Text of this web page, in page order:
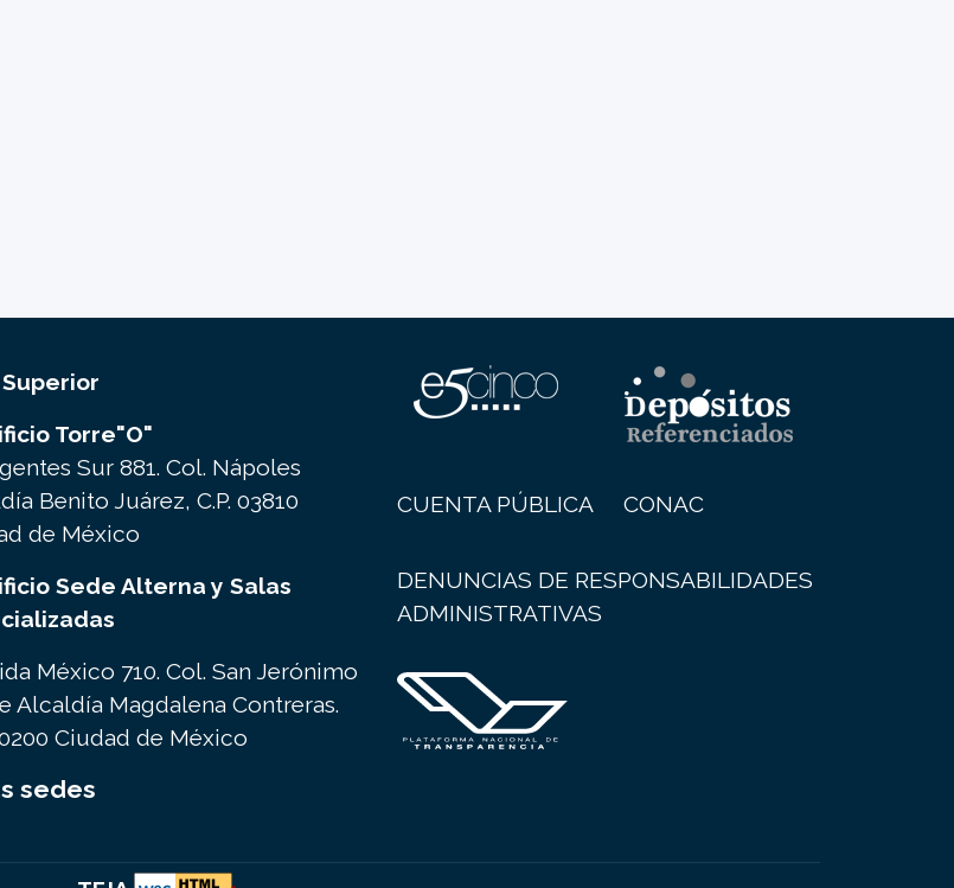
Torre"O"
Sur 881. Col. Nápoles
Benito Juárez, C.P. 03810
de México
Sede Alterna y Salas
México 710. Col. San Jerónimo
Alcaldía Magdalena Contreras.
Ciudad de México
sedes
CUENTA PÚBLICA CONAC
DENUNCIAS DE RESPONSABILIDADES
ADMINISTRATIVAS